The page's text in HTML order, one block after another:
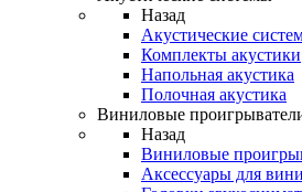
Назад
Акустические
Комплекты акустики
Напольная акустика
Полочная акустика
Виниловые
Назад
Виниловые
Аксессуары для